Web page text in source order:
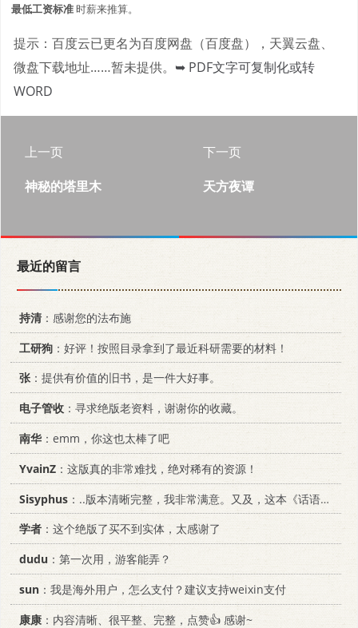
最低工资标准时薪来推算。
提示：百度云已更名为百度网盘（百度盘），天翼云盘、
微盘下载地址……暂未提供。 ➥ PDF文字可复制化或转
WORD
上一页
神秘的塔里木
下一页
天方夜谭
最近的留言
持清：感谢您的法布施
工研狗 ：好评！按照目录拿到了最近科研需要的材料！
张：提供有价值的旧书，是一件大好事。
电子管收 ：寻求绝版老资料，谢谢你的收藏。
南华 ：emm，你这也太棒了吧
YvainZ ：这版真的非常难找，绝对稀有的资源！
Sisyphus ：..版本清晰完整，我非常满意。又及，这本《话语的真相》...
学者 ：这个绝版了买不到实体，太感谢了
dudu ：第一次用，游客能弄？
sun ：我是海外用户，怎么支付？建议支持weixin支付
康康 ：内容清晰、很平整、完整，点赞👍 感谢~